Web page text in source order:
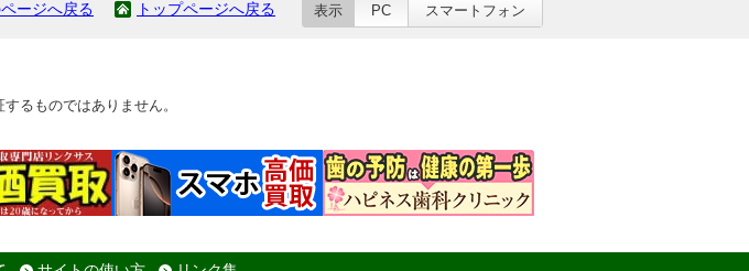
ージへ戻る トップページへ戻る 表示 PC スマートフォン
るものではありません。